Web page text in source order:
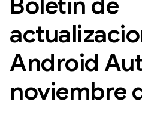
Android
noviembre